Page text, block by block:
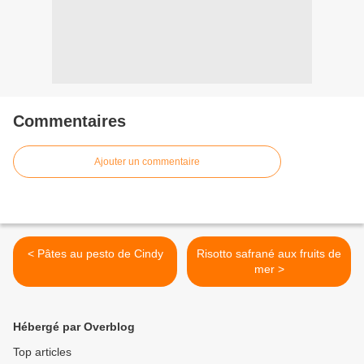
Commentaires
Ajouter un commentaire
< Pâtes au pesto de Cindy
Risotto safrané aux fruits de
mer >
Hébergé par Overblog
Top articles